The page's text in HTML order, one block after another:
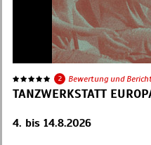
2 Bewertung und
TANZWERKSTATT
4. bis 14.8.2026